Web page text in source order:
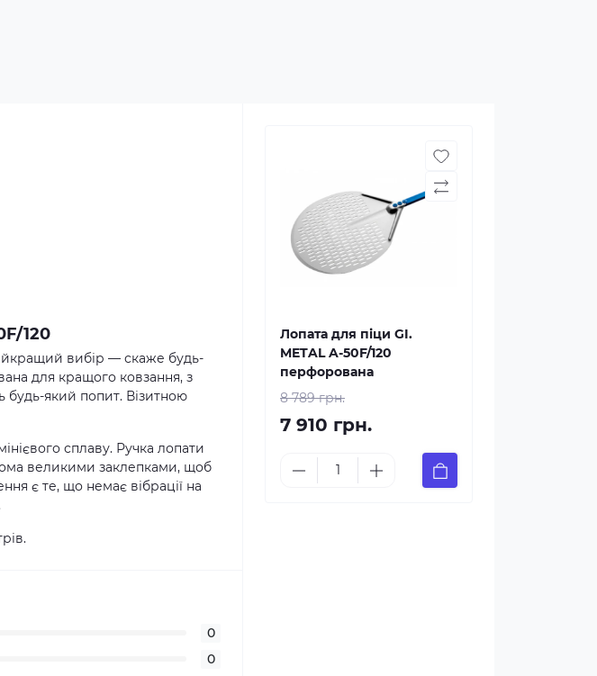
120
вибір — скаже будь-
для кращого ковзання, з
будь-який попит. Візитною
сплаву. Ручка лопати
великими заклепками, щоб
є те, що немає вібрації на
0
0
Лопата для піци GI.
METAL A-50F/120
перфорована
8 789 грн.
7 910 грн.